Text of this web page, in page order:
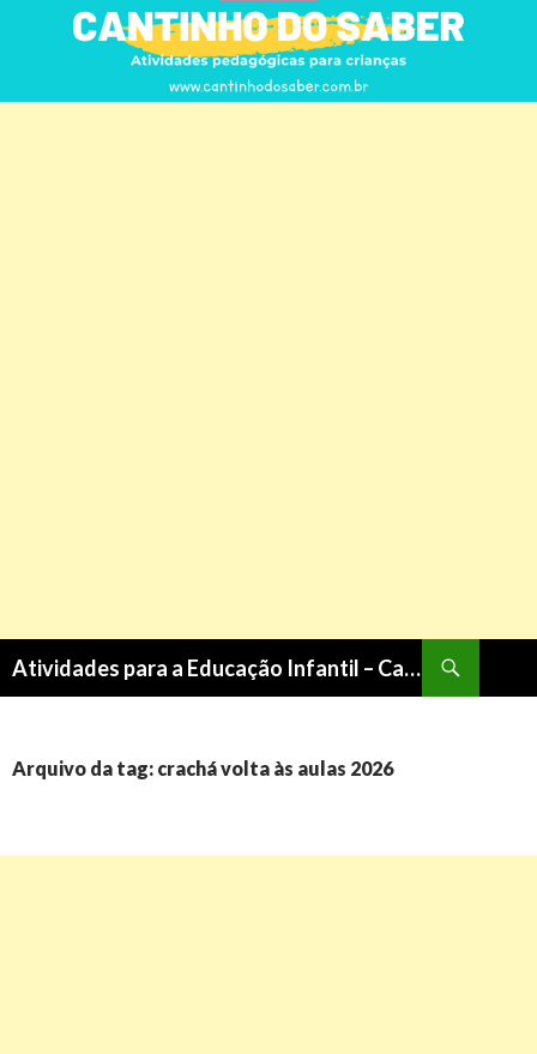
Atividades para a Educação Infantil – Cantinho do Saber
CONTEÚDO
Arquivo da tag: crachá volta às aulas 2026